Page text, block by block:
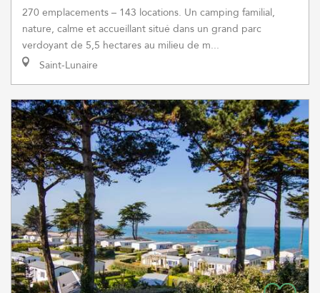
270 emplacements – 143 locations. Un camping familial,
nature, calme et accueillant situé dans un grand parc
verdoyant de 5,5 hectares au milieu de m...
Saint-Lunaire